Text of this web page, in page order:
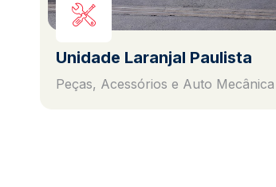
Unidade Laranjal Paulista
Peças, Acessórios e Auto Mecânica